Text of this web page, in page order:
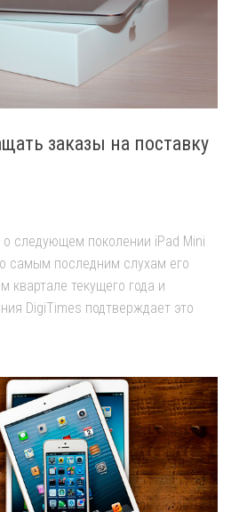
заказы на поставку
о следующем поколении iPad Mini
самым последним слухам его
квартале текущего года и
DigiTimes подтверждает это